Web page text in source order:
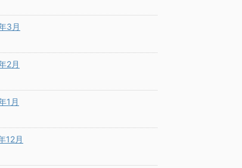
3月
2月
1月
12月